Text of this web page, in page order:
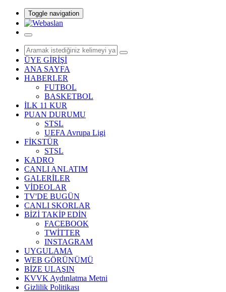
Toggle navigation
ÜYE GİRİŞİ
ANA SAYFA
HABERLER
FUTBOL
BASKETBOL
İLK 11 KUR
PUAN DURUMU
STSL
UEFA Avrupa Ligi
FİKSTÜR
STSL
KADRO
CANLI ANLATIM
GALERİLER
VİDEOLAR
TV'DE BUGÜN
CANLI SKORLAR
BİZİ TAKİP EDİN
FACEBOOK
TWİTTER
INSTAGRAM
UYGULAMA
WEB GÖRÜNÜMÜ
BİZE ULAŞIN
KVVK Aydınlatma Metni
Gizlilik Politikası